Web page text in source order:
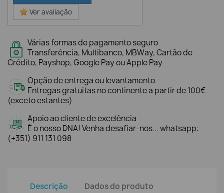
Ver avaliação
Várias formas de pagamento seguro
Transferência, Multibanco, MBWay, Cartão de
Crédito, Payshop, Google Pay ou Apple Pay
Opção de entrega ou levantamento
Entregas gratuitas no continente a partir de 100€
(exceto estantes)
Apoio ao cliente de excelência
É o nosso DNA! Venha desafiar-nos... whatsapp:
(+351) 911 131 098
Descrição Dados do produto